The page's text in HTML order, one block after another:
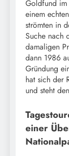
Goldfund im
einem
strömten in
Suche nach
damaligen
dann 1986
Gründung
hat sich der
und steht
einer